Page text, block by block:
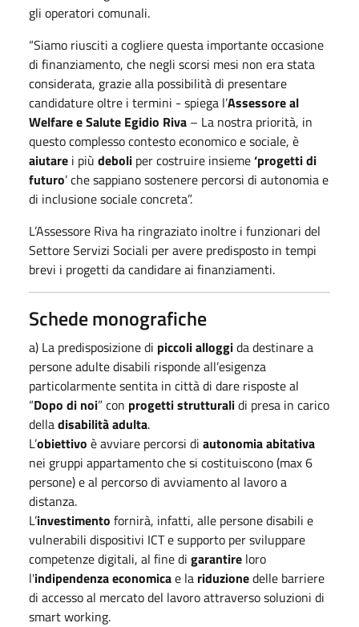
gli operatori comunali.
“Siamo riusciti a cogliere questa importante occasione
di finanziamento, che negli scorsi mesi non era stata
considerata, grazie alla possibilità di presentare
candidature oltre i termini - spiega l’Assessore al
Welfare e Salute Egidio Riva – La nostra priorità, in
questo complesso contesto economico e sociale, è
aiutare i più deboli per costruire insieme‘progetti di
futuro’ che sappiano sostenere percorsi di autonomia e
di inclusione sociale concreta”.
L’Assessore Riva ha ringraziato inoltre i funzionari del
Settore Servizi Sociali per avere predisposto in tempi
brevi i progetti da candidare ai finanziamenti.
Schede monografiche
a) La predisposizione di piccoli alloggida destinare a
persone adulte disabili risponde all’esigenza
particolarmente sentita in città di dare risposte al
“Dopo di noi” con progetti strutturalidi presa in carico
delladisabilità adulta.
L’obiettivo è avviare percorsi di autonomia abitativa
nei gruppi appartamento che si costituiscono (max 6
persone) e al percorso di avviamento al lavoro a
distanza.
L’investimento fornirà, infatti, alle persone disabili e
vulnerabili dispositivi ICT e supporto per sviluppare
competenze digitali, al fine di garantire loro
l'indipendenza economicae la riduzionedelle barriere
di accesso al mercato del lavoro attraverso soluzioni di
smart working.